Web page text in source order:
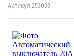
Артикул:253099